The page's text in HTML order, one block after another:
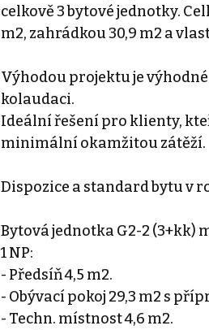
celkově 3 bytové jednotky.
m2, zahrádkou 30,9 m2 a
Výhodou projektu je
kolaudaci.
Ideální řešení pro klienty,
minimální okamžitou zátěží.
Dispozice a standard bytu v
Bytová jednotka G2-2 (3+kk)
1 NP:
- Předsíň 4,5 m2.
- Obývací pokoj 29,3 m2 s
- Techn. místnost 4,6 m2.